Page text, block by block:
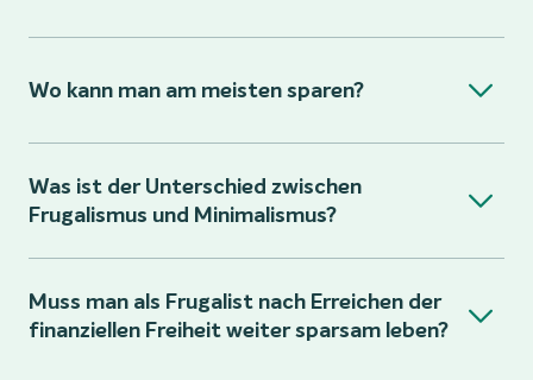
Wo kann man am meisten sparen?
Was ist der Unterschied zwischen
Frugalismus und Minimalismus?
Muss man als Frugalist nach Erreichen der
finanziellen Freiheit weiter sparsam leben?